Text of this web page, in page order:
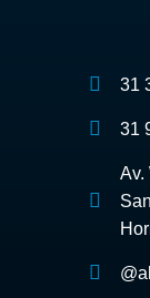
31
31
Av.